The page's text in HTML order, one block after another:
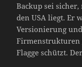
Backup sei
den USA liegt. Er
Versionierung
Firmenstrukturen
Flagge schützt.